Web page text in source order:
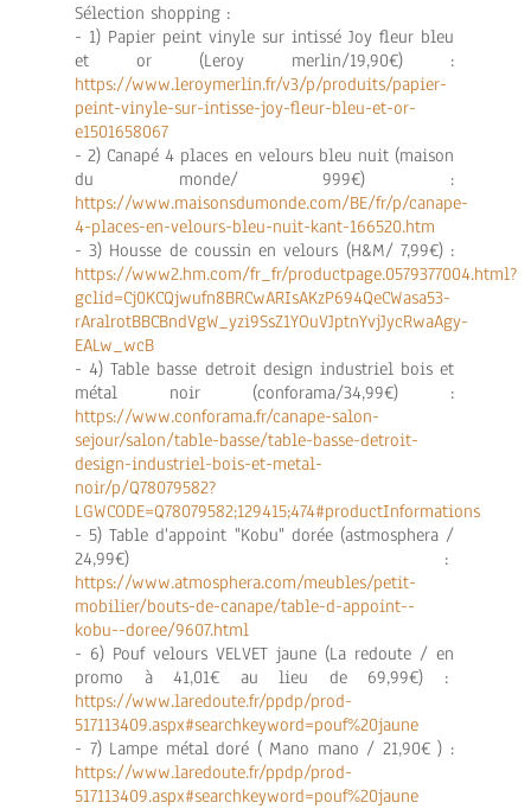
Sélection shopping :
- 1) Papier peint vinyle sur intissé Joy fleur bleu
et or (Leroy merlin/19,90€) :
https://www.leroymerlin.fr/v3/p/produits/papier-
peint-vinyle-sur-intisse-joy-fleur-bleu-et-or-
e1501658067
- 2) Canapé 4 places en velours bleu nuit (maison
du monde/ 999€) :
https://www.maisonsdumonde.com/BE/fr/p/canape-
4-places-en-velours-bleu-nuit-kant-166520.htm
- 3) Housse de coussin en velours (H&M/ 7,99€) :
https://www2.hm.com/fr_fr/productpage.0579377004.html?
gclid=Cj0KCQjwufn8BRCwARIsAKzP694QeCWasa53-
rAralrotBBCBndVgW_yzi9SsZ1YOuVJptnYvjJycRwaAgy-
EALw_wcB
- 4) Table basse detroit design industriel bois et
métal noir (conforama/34,99€) :
https://www.conforama.fr/canape-salon-
sejour/salon/table-basse/table-basse-detroit-
design-industriel-bois-et-metal-
noir/p/Q78079582?
LGWCODE=Q78079582;129415;474#productInformations
- 5) Table d'appoint "Kobu" dorée (astmosphera /
24,99€) :
https://www.atmosphera.com/meubles/petit-
mobilier/bouts-de-canape/table-d-appoint--
kobu--doree/9607.html
- 6) Pouf velours VELVET jaune (La redoute / en
promo à 41,01€ au lieu de 69,99€) :
https://www.laredoute.fr/ppdp/prod-
517113409.aspx#searchkeyword=pouf%20jaune
- 7) Lampe métal doré ( Mano mano / 21,90€ ) :
https://www.laredoute.fr/ppdp/prod-
517113409.aspx#searchkeyword=pouf%20jaune